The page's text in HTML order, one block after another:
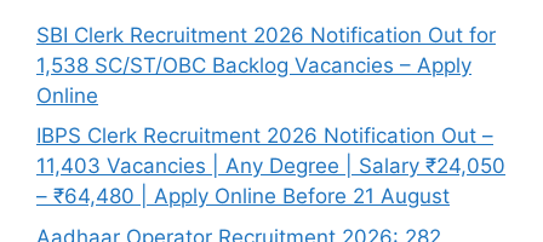
SBI Clerk Recruitment 2026 Notification Out for
1,538 SC/ST/OBC Backlog Vacancies – Apply
Online
IBPS Clerk Recruitment 2026 Notification Out –
11,403 Vacancies | Any Degree | Salary ₹24,050
– ₹64,480 | Apply Online Before 21 August
Aadhaar Operator Recruitment 2026: 282